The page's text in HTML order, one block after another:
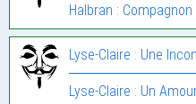
Halbran :
Lyse-Claire : Une
Lyse-Claire : Un